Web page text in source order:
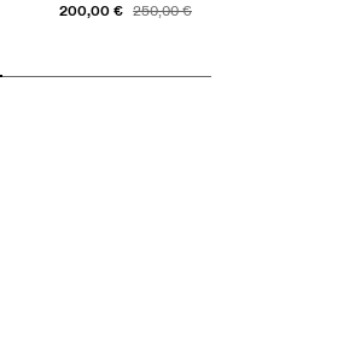
200,00 € 250,00 €